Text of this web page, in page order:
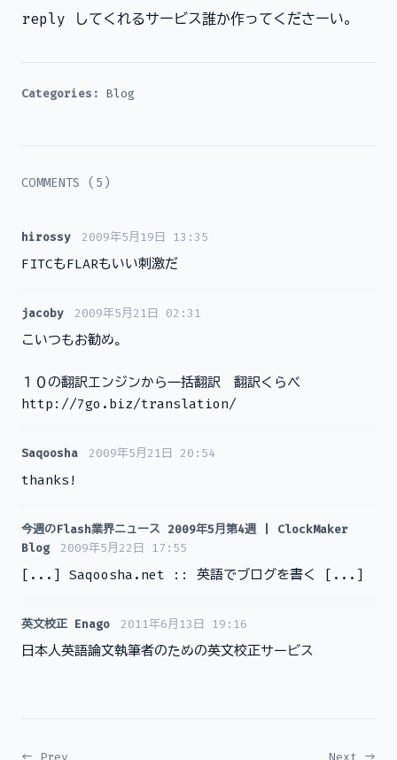
reply してくれるサービス誰か作ってくださーい。
Categories: Blog
COMMENTS (5)
hirossy 2009年5月19日 13:35
FITCもFLARもいい刺激だ
jacoby 2009年5月21日 02:31
こいつもお勧め。
１０の翻訳エンジンから一括翻訳 翻訳くらべ
http://7go.biz/translation/
Saqoosha 2009年5月21日 20:54
thanks!
今週のFlash業界ニュース 2009年5月第4週 | ClockMaker
Blog
2009年5月22日 17:55
[...] Saqoosha.net :: 英語でブログを書く [...]
英文校正 Enago 2011年6月13日 19:16
日本人英語論文執筆者のための英文校正サービス
← Prev Next →